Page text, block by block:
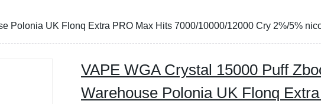
Polonia UK Flonq Extra PRO Max Hits 7000/10000/12000 Cry 2%/5%
VAPE WGA Crystal 15000 Puff
Warehouse Polonia UK Flonq